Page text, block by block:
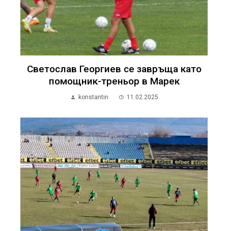
Светослав Георгиев се завръща като
помощник-треньор в Марек
konstantin 11.02.2025